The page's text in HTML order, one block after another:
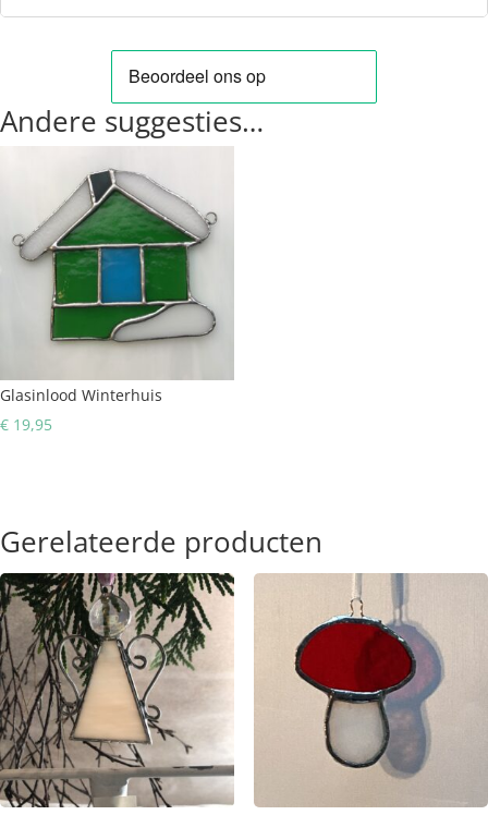
Andere suggesties…
Glasinlood Winterhuis
€ 19,95
Gerelateerde producten